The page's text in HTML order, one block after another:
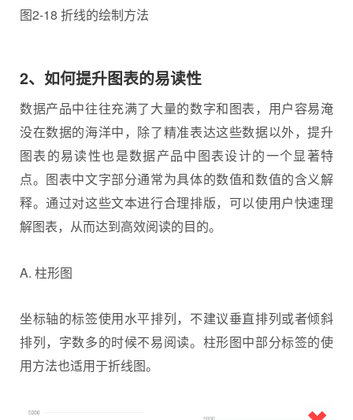
图2-18 折线的绘制方法
2、如何提升图表的易读性
数据产品中往往充满了大量的数字和图表，用户容易淹
没在数据的海洋中，除了精准表达这些数据以外，提升
图表的易读性也是数据产品中图表设计的一个显著特
点。图表中文字部分通常为具体的数值和数值的含义解
释。通过对这些文本进行合理排版，可以使用户快速理
解图表，从而达到高效阅读的目的。
A. 柱形图
坐标轴的标签使用水平排列，不建议垂直排列或者倾斜
排列，字数多的时候不易阅读。柱形图中部分标签的使
用方法也适用于折线图。